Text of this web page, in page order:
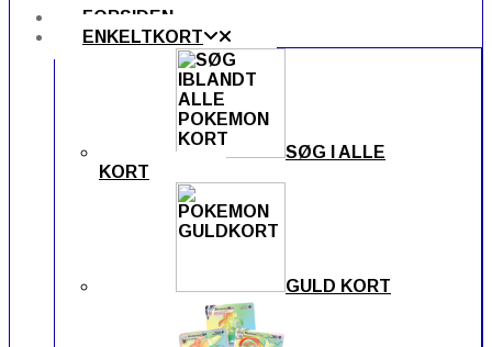
FORSIDEN
ENKELTKORT
SØG I ALLE
KORT
GULD KORT